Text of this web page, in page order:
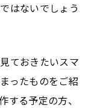
はないでしょう
ておきたいスマ
ったものをご紹
する予定の方、